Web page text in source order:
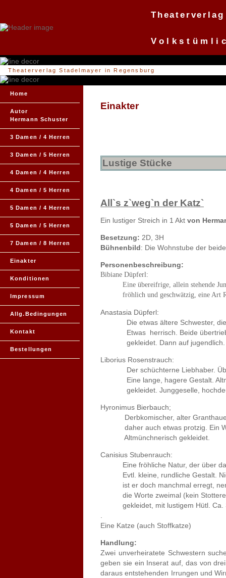
Theaterverlag Stadelmayer in Regensburg
Home
Autor
Hermann Schuster
3 Damen / 4 Herren
3 Damen / 5 Herren
4 Damen / 4 Herren
4 Damen / 5 Herren
5 Damen / 4 Herren
5 Damen / 5 Herren
7 Damen / 8 Herren
Einakter
Konditionen
Impressum
Allg.Bedingungen
Kontakt
Bestellungen
Einakter
Lustige Stücke
All`s z`weg`n der Katz`
Ein lustiger Streich in 1 Akt von
Besetzung: 2D, 3H
Bühnenbild: Die Wohnstube der
Personenbeschreibung:
Bibiane Düpferl:
Eine übereifrige, allein stehende
fröhlich und geschwätzig, eine Art
Anastasia Düpferl:
Die etwas ältere Schwester, die
Etwas herrisch. Beide
gekleidet. Dann auf jugendlich.
Liborius Rosenstrauch:
Der schüchterne Liebhaber.
Eine lange, hagere Gestalt.
gekleidet. Junggeselle,
Hyronimus Bierbauch;
Derbkomischer, alter
daher auch etwas protzig. Ein
Altmünchnerisch gekleidet.
Canisius Stubenrauch:
Eine fröhliche Natur, der über das
Evtl. kleine, rundliche Gestalt.
ist er doch manchmal erregt,
die Worte zweimal (kein
gekleidet, mit lustigem Hütl. Ca.
.
Eine Katze (auch Stoffkatze)
Handlung:
Zwei unverheiratete Schwestern
geben sie ein Inserat auf, das von
daraus entstehenden Irrungen und